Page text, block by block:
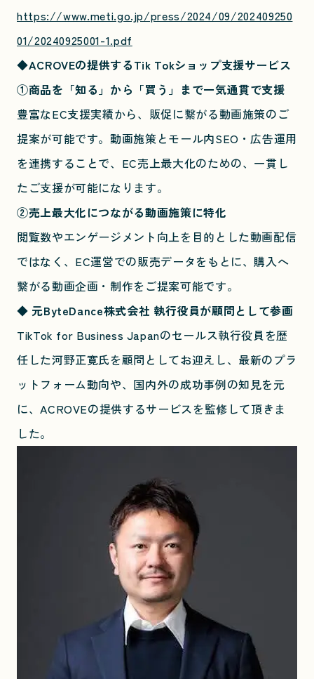
https://www.meti.go.jp/press/2024/09/202409250
01/20240925001-1.pdf
◆ACROVEの提供するTik Tokショップ支援サービス
①商品を「知る」から「買う」まで一気通貫で支援
豊富なEC支援実績から、販促に繋がる動画施策のご
提案が可能です。動画施策とモール内SEO・広告運用
を連携することで、EC売上最大化のための、一貫し
たご支援が可能になります。
②売上最大化につながる動画施策に特化
閲覧数やエンゲージメント向上を目的とした動画配信
ではなく、EC運営での販売データをもとに、購入へ
繋がる動画企画・制作をご提案可能です。
◆ 元ByteDance株式会社 執行役員が顧問として参画
TikTok for Business Japanのセールス執行役員を歴
任した河野正寛氏を顧問としてお迎えし、最新のプラ
ットフォーム動向や、国内外の成功事例の知見を元
に、ACROVEの提供するサービスを監修して頂きま
した。